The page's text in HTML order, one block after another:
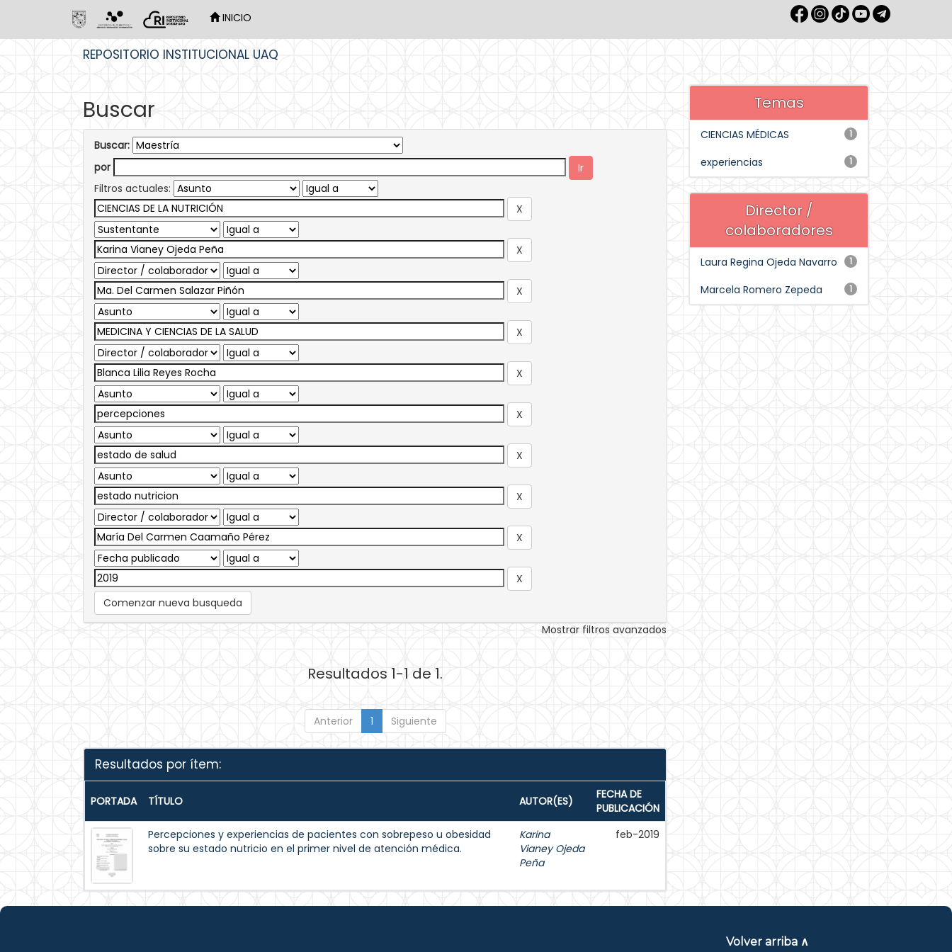
INICIO
REPOSITORIO INSTITUCIONAL UAQ
Buscar
Buscar:
por
Filtros actuales:
Comenzar nueva busqueda
Mostrar filtros avanzados
Resultados 1-1 de 1.
Anterior 1 Siguiente
Resultados por ítem:
PORTADA TÍTULO AUTOR(ES)
FECHA DE
PUBLICACIÓN
Percepciones y experiencias de pacientes con sobrepeso u obesidad
sobre su estado nutricio en el primer nivel de atención médica.
Karina
Vianey Ojeda
Peña
feb-2019
Temas
1
CIENCIAS MÉDICAS
1
experiencias
Director /
colaboradores
1
Laura Regina Ojeda Navarro
1
Marcela Romero Zepeda
Volver arriba ∧